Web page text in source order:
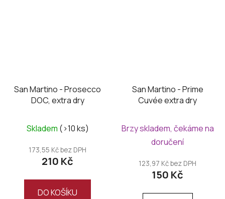
San Martino - Prosecco
DOC, extra dry
Skladem (>10 ks)
173,55 Kč bez DPH
210 Kč
DO KOŠÍKU
San Martino - Prime
Cuvée extra dry
Brzy skladem, čekáme na
doručení
123,97 Kč bez DPH
150 Kč